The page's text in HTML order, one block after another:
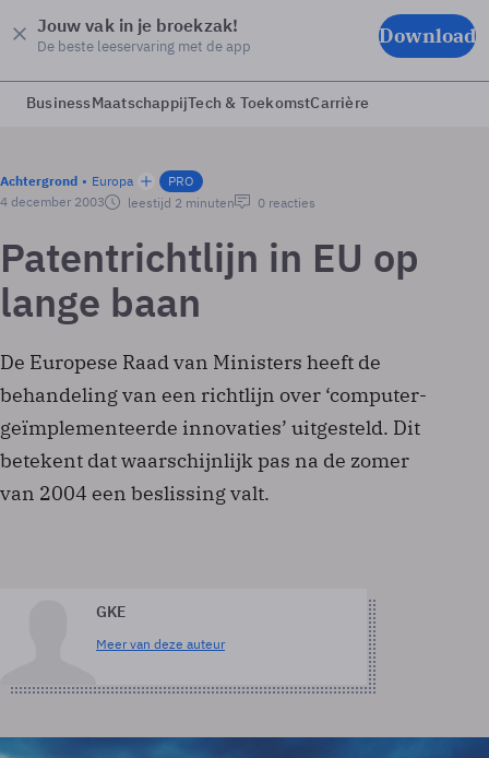
Jouw vak in je broekzak!
De beste leeservaring met de app Download
BusinessMaatschappijTech & ToekomstCarrière
Achtergrond Europa
PRO
4 december 2003
leestijd 2 minuten 0 reacties
Patentrichtlijn in EU op
lange baan
De Europese Raad van Ministers heeft de
behandeling van een richtlijn over ‘computer-
geïmplementeerde innovaties’ uitgesteld. Dit
betekent dat waarschijnlijk pas na de zomer
van 2004 een beslissing valt.
GKE
Meer van deze auteur